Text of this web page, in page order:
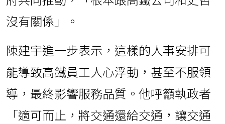
沒有關係」。
陳建宇進一步表示，這樣的人事安排可
能導致高鐵員工人心浮動，甚至不服領
導，最終影響服務品質。他呼籲執政者
「適可而止，將交通還給交通，讓交通